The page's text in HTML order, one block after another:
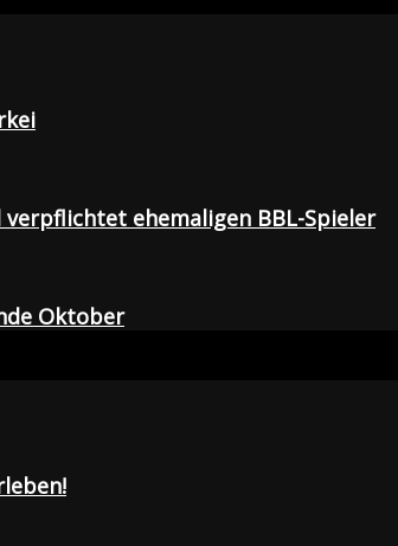
ehemaligen BBL-Spieler
Oktober